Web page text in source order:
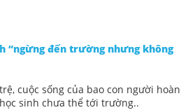
“ngừng đến trường nhưng không
cuộc sống của bao con người hoàn
sinh chưa thể tới trường..